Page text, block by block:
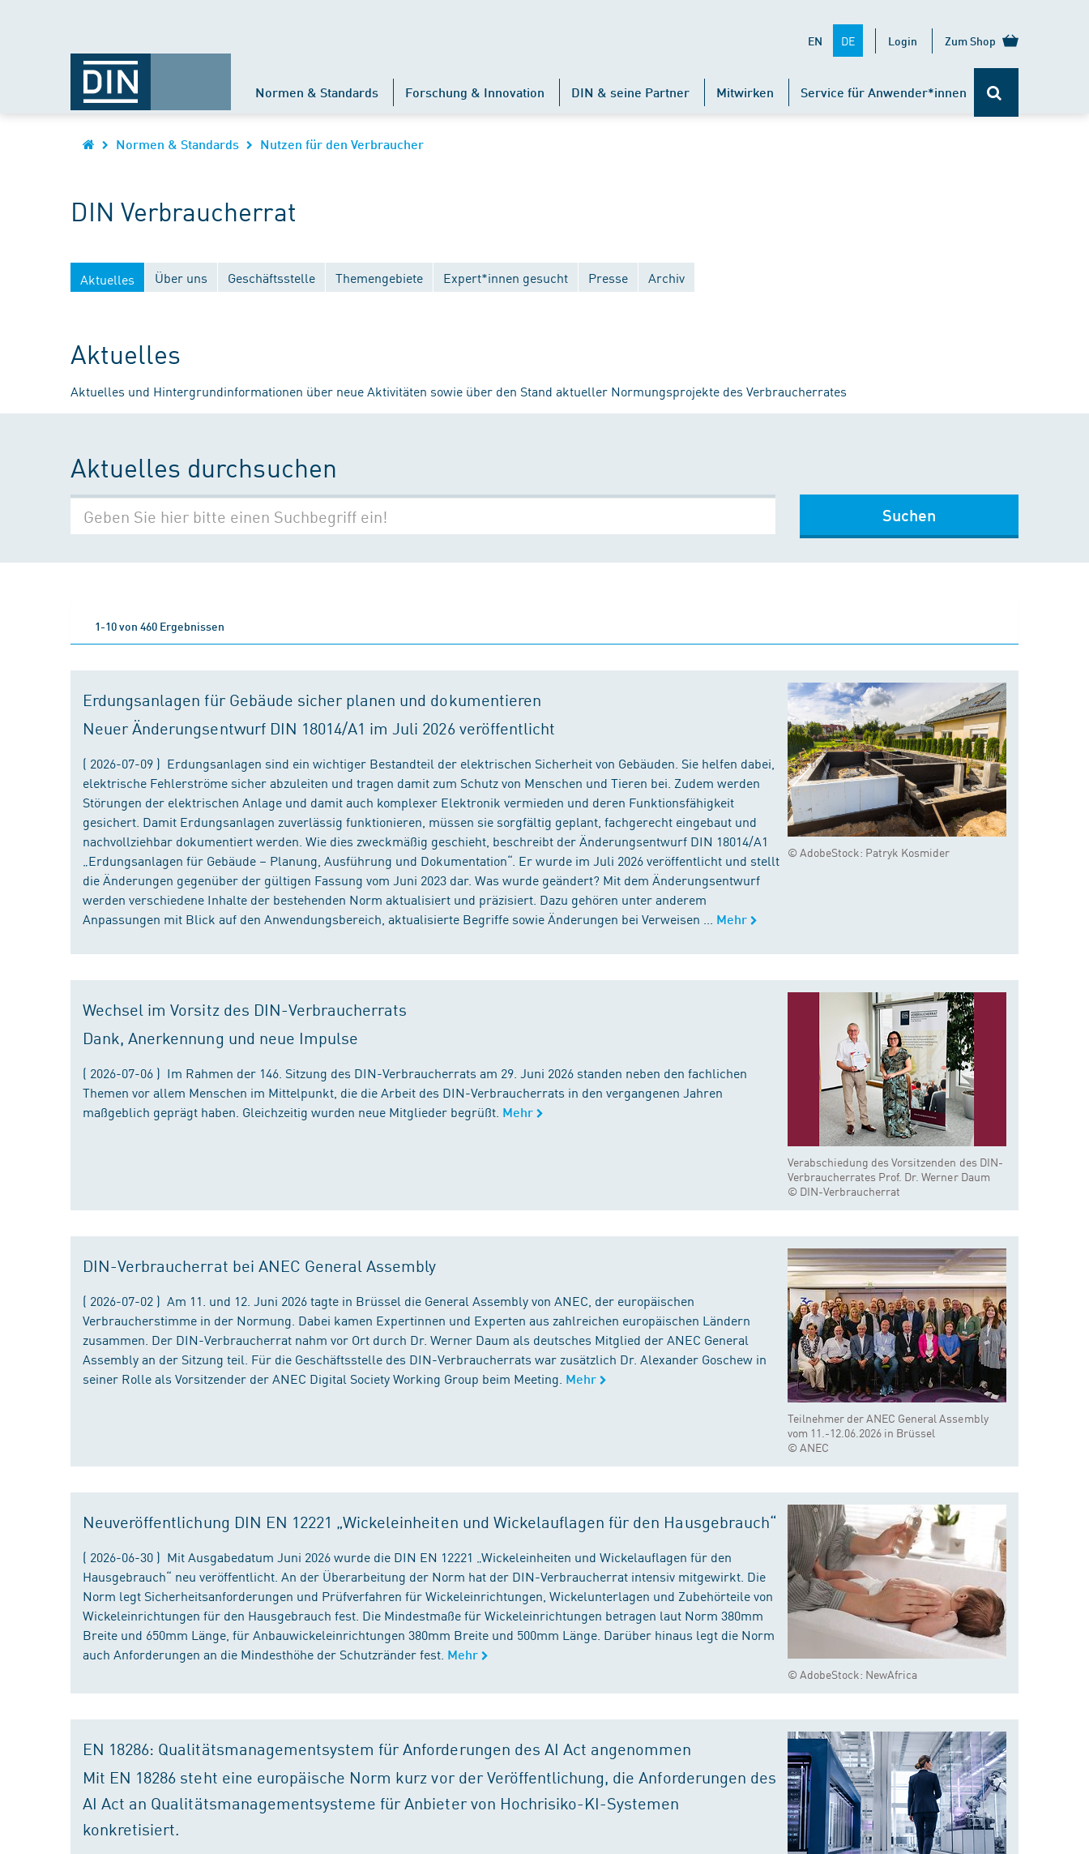
EN DE Login Zum Shop
Normen & Standards Forschung & Innovation DIN & seine Partner Mitwirken Service für Anwender*innen
Normen & Standards Nutzen für den Verbraucher
DIN Verbraucherrat
Aktuelles Über uns Geschäftsstelle Themengebiete Expert*innen gesucht Presse Archiv
Aktuelles
Aktuelles und Hintergrundinformationen über neue Aktivitäten sowie über den Stand aktueller Normungsprojekte des Verbraucherrates
Aktuelles durchsuchen
Suchen
1-10 von 460 Ergebnissen
© AdobeStock: Patryk Kosmider
Erdungsanlagen für Gebäude sicher planen und dokumentieren
Neuer Änderungsentwurf DIN 18014/A1 im Juli 2026 veröffentlicht
( 2026-07-09 ) Erdungsanlagen sind ein wichtiger Bestandteil der elektrischen Sicherheit von Gebäuden. Sie helfen dabei,
elektrische Fehlerströme sicher abzuleiten und tragen damit zum Schutz von Menschen und Tieren bei. Zudem werden
Störungen der elektrischen Anlage und damit auch komplexer Elektronik vermieden und deren Funktionsfähigkeit
gesichert. Damit Erdungsanlagen zuverlässig funktionieren, müssen sie sorgfältig geplant, fachgerecht eingebaut und
nachvollziehbar dokumentiert werden. Wie dies zweckmäßig geschieht, beschreibt der Änderungsentwurf DIN 18014/A1
„Erdungsanlagen für Gebäude – Planung, Ausführung und Dokumentation“. Er wurde im Juli 2026 veröffentlicht und stellt
die Änderungen gegenüber der gültigen Fassung vom Juni 2023 dar. Was wurde geändert? Mit dem Änderungsentwurf
werden verschiedene Inhalte der bestehenden Norm aktualisiert und präzisiert. Dazu gehören unter anderem
Anpassungen mit Blick auf den Anwendungsbereich, aktualisierte Begriffe sowie Änderungen bei Verweisen ...
Mehr
Verabschiedung des Vorsitzenden des DIN-
Verbraucherrates Prof. Dr. Werner Daum
© DIN-Verbraucherrat
Wechsel im Vorsitz des DIN-Verbraucherrats
Dank, Anerkennung und neue Impulse
( 2026-07-06 ) Im Rahmen der 146. Sitzung des DIN-Verbraucherrats am 29. Juni 2026 standen neben den fachlichen
Themen vor allem Menschen im Mittelpunkt, die die Arbeit des DIN-Verbraucherrats in den vergangenen Jahren
maßgeblich geprägt haben. Gleichzeitig wurden neue Mitglieder begrüßt. Mehr
Teilnehmer der ANEC General Assembly
vom 11.-12.06.2026 in Brüssel
© ANEC
DIN-Verbraucherrat bei ANEC General Assembly
( 2026-07-02 ) Am 11. und 12. Juni 2026 tagte in Brüssel die General Assembly von ANEC, der europäischen
Verbraucherstimme in der Normung. Dabei kamen Expertinnen und Experten aus zahlreichen europäischen Ländern
zusammen. Der DIN-Verbraucherrat nahm vor Ort durch Dr. Werner Daum als deutsches Mitglied der ANEC General
Assembly an der Sitzung teil. Für die Geschäftsstelle des DIN-Verbraucherrats war zusätzlich Dr. Alexander Goschew in
seiner Rolle als Vorsitzender der ANEC Digital Society Working Group beim Meeting. Mehr
© AdobeStock: NewAfrica
Neuveröffentlichung DIN EN 12221 „Wickeleinheiten und Wickelauflagen für den Hausgebrauch“
( 2026-06-30 ) Mit Ausgabedatum Juni 2026 wurde die DIN EN 12221 „Wickeleinheiten und Wickelauflagen für den
Hausgebrauch“ neu veröffentlicht. An der Überarbeitung der Norm hat der DIN-Verbraucherrat intensiv mitgewirkt. Die
Norm legt Sicherheitsanforderungen und Prüfverfahren für Wickeleinrichtungen, Wickelunterlagen und Zubehörteile von
Wickeleinrichtungen für den Hausgebrauch fest. Die Mindestmaße für Wickeleinrichtungen betragen laut Norm 380mm
Breite und 650mm Länge, für Anbauwickeleinrichtungen 380mm Breite und 500mm Länge. Darüber hinaus legt die Norm
auch Anforderungen an die Mindesthöhe der Schutzränder fest. Mehr
EN 18286: Qualitätsmanagementsystem für Anforderungen des AI Act angenommen
Mit EN 18286 steht eine europäische Norm kurz vor der Veröffentlichung, die Anforderungen des
AI Act an Qualitätsmanagementsysteme für Anbieter von Hochrisiko-KI-Systemen
konkretisiert.